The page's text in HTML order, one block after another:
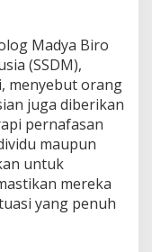
Madya Biro
(SSDM),
menyebut orang
juga diberikan
pernafasan
maupun
untuk
mereka
yang penuh